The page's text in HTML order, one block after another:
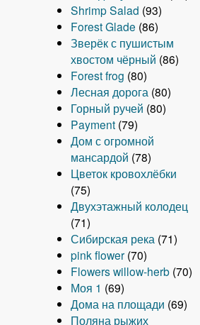
Shrimp Salad (93)
Forest Glade (86)
Зверёк с пушистым
хвостом чёрный (86)
Forest frog (80)
Лесная дорога (80)
Горный ручей (80)
Payment (79)
Дом с огромной
мансардой (78)
Цветок кровохлёбки
(75)
Двухэтажный колодец
(71)
Сибирская река (71)
pink flower (70)
Flowers willow-herb (70)
Моя 1 (69)
Дома на площади (69)
Поляна рыжих